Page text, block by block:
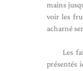
mains
voir les
acharné
Les
présentés